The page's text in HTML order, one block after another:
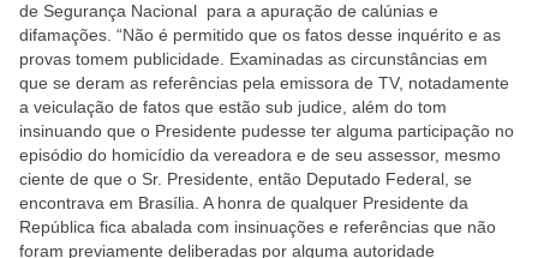
de Segurança Nacional para a apuração de calúnias e
difamações. “Não é permitido que os fatos desse inquérito e as
provas tomem publicidade. Examinadas as circunstâncias em
que se deram as referências pela emissora de TV, notadamente
a veiculação de fatos que estão sub judice, além do tom
insinuando que o Presidente pudesse ter alguma participação no
episódio do homicídio da vereadora e de seu assessor, mesmo
ciente de que o Sr. Presidente, então Deputado Federal, se
encontrava em Brasília. A honra de qualquer Presidente da
República fica abalada com insinuações e referências que não
foram previamente deliberadas por alguma autoridade